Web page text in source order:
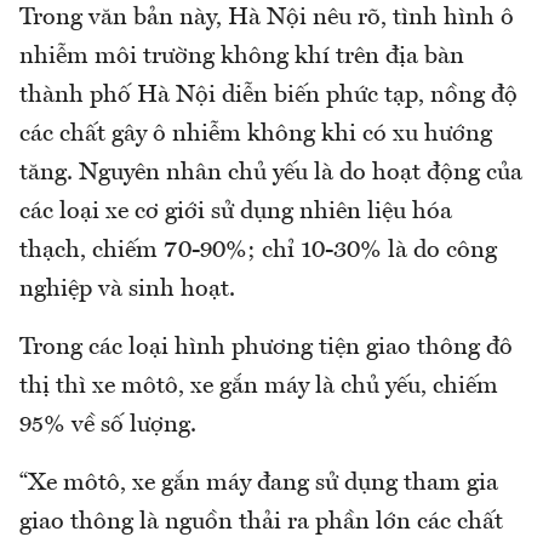
Trong văn bản này, Hà Nội nêu rõ, tình hình ô
nhiễm môi trường không khí trên địa bàn
thành phố Hà Nội diễn biến phức tạp, nồng độ
các chất gây ô nhiễm không khi có xu hướng
tăng. Nguyên nhân chủ yếu là do hoạt động của
các loại xe cơ giới sử dụng nhiên liệu hóa
thạch, chiếm 70-90%; chỉ 10-30% là do công
nghiệp và sinh hoạt.
Trong các loại hình phương tiện giao thông đô
thị thì xe môtô, xe gắn máy là chủ yếu, chiếm
95% về số lượng.
“Xe môtô, xe gắn máy đang sử dụng tham gia
giao thông là nguồn thải ra phần lớn các chất